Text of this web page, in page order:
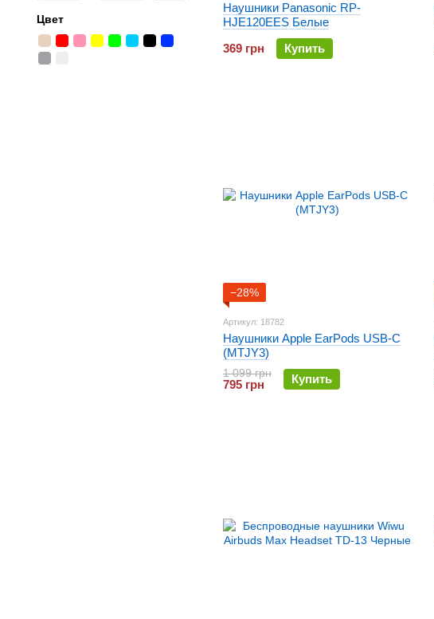
Наушники Panasonic RP-
HJE120EES Белые
369 грн
Купить
−28%
Артикул: 18782
Наушники Apple EarPods USB-C
(MTJY3)
1 099 грн
795 грн Купить
Цвет